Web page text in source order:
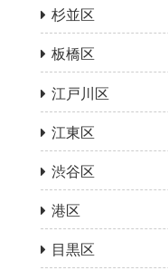
杉並区
板橋区
江戸川区
江東区
渋谷区
港区
目黒区